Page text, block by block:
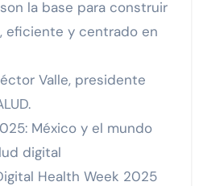
la base para construir
eficiente y centrado en
Valle, presidente
México y el mundo
digital
Health Week 2025